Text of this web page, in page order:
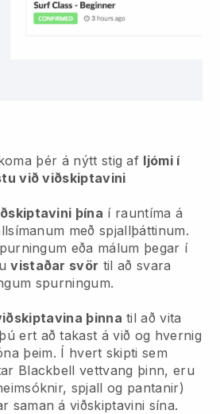
þér á nýtt stig af ljómi í
við viðskiptavini
þína í rauntíma á
með spjallþáttinum.
eða málum þegar í
vistaðar svör til að svara
spurningum.
þinna til að vita
ert að takast á við og hvernig
þeim. Í hvert skipti sem
Blackbell vettvang þinn, eru
spjall og pantanir)
saman á viðskiptavini sína.